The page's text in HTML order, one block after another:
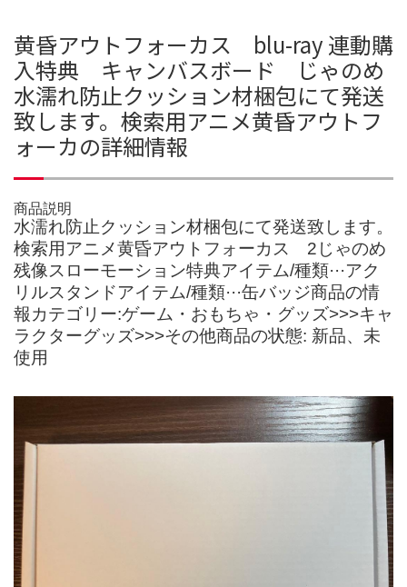
黄昏アウトフォーカス blu-ray 連動購
入特典 キャンバスボード じゃのめ
水濡れ防止クッション材梱包にて発送
致します。検索用アニメ黄昏アウトフ
ォーカの詳細情報
商品説明
水濡れ防止クッション材梱包にて発送致します。
検索用アニメ黄昏アウトフォーカス 2じゃのめ
残像スローモーション特典アイテム/種類···アク
リルスタンドアイテム/種類···缶バッジ商品の情
報カテゴリー:ゲーム・おもちゃ・グッズ>>>キャ
ラクターグッズ>>>その他商品の状態: 新品、未
使用